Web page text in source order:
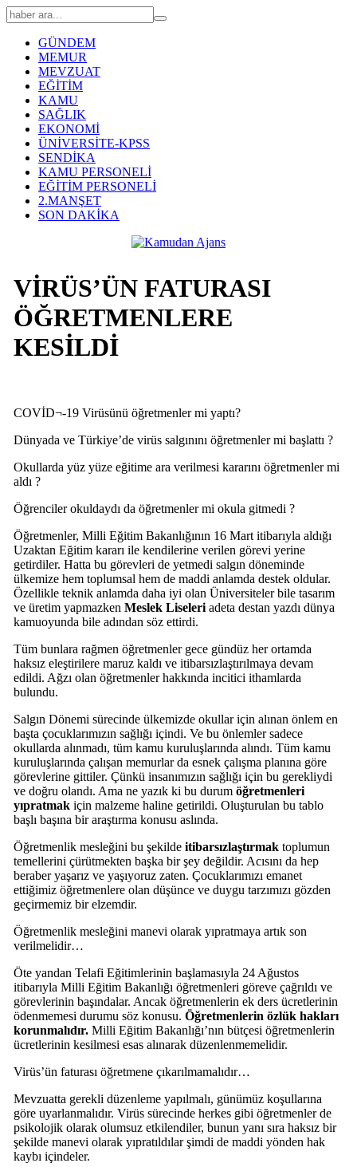
GÜNDEM
MEMUR
MEVZUAT
EĞİTİM
KAMU
SAĞLIK
EKONOMİ
ÜNİVERSİTE-KPSS
SENDİKA
KAMU PERSONELİ
EĞİTİM PERSONELİ
2.MANŞET
SON DAKİKA
VİRÜS’ÜN FATURASI
ÖĞRETMENLERE
KESİLDİ
COVİD¬-19 Virüsünü öğretmenler mi yaptı?
Dünyada ve Türkiye’de virüs salgınını öğretmenler mi başlattı ?
Okullarda yüz yüze eğitime ara verilmesi kararını öğretmenler mi
aldı ?
Öğrenciler okuldaydı da öğretmenler mi okula gitmedi ?
Öğretmenler, Milli Eğitim Bakanlığının 16 Mart itibarıyla aldığı
Uzaktan Eğitim kararı ile kendilerine verilen görevi yerine
getirdiler. Hatta bu görevleri de yetmedi salgın döneminde
ülkemize hem toplumsal hem de maddi anlamda destek oldular.
Özellikle teknik anlamda daha iyi olan Üniversiteler bile tasarım
ve üretim yapmazken Meslek Liseleriadeta destan yazdı dünya
kamuoyunda bile adından söz ettirdi.
Tüm bunlara rağmen öğretmenler gece gündüz her ortamda
haksız eleştirilere maruz kaldı ve itibarsızlaştırılmaya devam
edildi. Ağzı olan öğretmenler hakkında incitici ithamlarda
bulundu.
Salgın Dönemi sürecinde ülkemizde okullar için alınan önlem en
başta çocuklarımızın sağlığı içindi. Ve bu önlemler sadece
okullarda alınmadı, tüm kamu kuruluşlarında alındı. Tüm kamu
kuruluşlarında çalışan memurlar da esnek çalışma planına göre
görevlerine gittiler. Çünkü insanımızın sağlığı için bu gerekliydi
ve doğru olandı. Ama ne yazık ki bu durumöğretmenleri
yıpratmakiçin malzeme haline getirildi. Oluşturulan bu tablo
başlı başına bir araştırma konusu aslında.
Öğretmenlik mesleğini bu şekildeitibarsızlaştırmaktoplumun
temellerini çürütmekten başka bir şey değildir. Acısını da hep
beraber yaşarız ve yaşıyoruz zaten. Çocuklarımızı emanet
ettiğimiz öğretmenlere olan düşünce ve duygu tarzımızı gözden
geçirmemiz bir elzemdir.
Öğretmenlik mesleğini manevi olarak yıpratmaya artık son
verilmelidir…
Öte yandan Telafi Eğitimlerinin başlamasıyla 24 Ağustos
itibarıyla Milli Eğitim Bakanlığı öğretmenleri göreve çağrıldı ve
görevlerinin başındalar. Ancak öğretmenlerin ek ders ücretlerinin
ödenmemesi durumu söz konusu. Öğretmenlerin özlük hakları
korunmalıdır.Milli Eğitim Bakanlığı’nın bütçesi öğretmenlerin
ücretlerinin kesilmesi esas alınarak düzenlenmemelidir.
Virüs’ün faturası öğretmene çıkarılmamalıdır…
Mevzuatta gerekli düzenleme yapılmalı, günümüz koşullarına
göre uyarlanmalıdır. Virüs sürecinde herkes gibi öğretmenler de
psikolojik olarak olumsuz etkilendiler, bunun yanı sıra haksız bir
şekilde manevi olarak yıpratıldılar şimdi de maddi yönden hak
kaybı içindeler.